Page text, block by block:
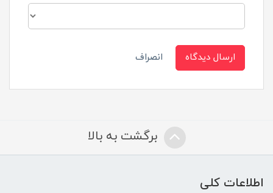
ارسال دیدگاه انصراف
برگشت به بالا
اطلاعات کلی